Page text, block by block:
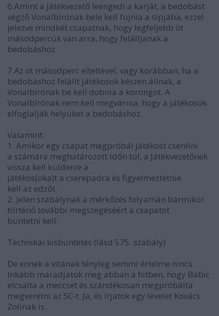
6.Amint a Játékvezető leengedi a karját, a bedobást
végző Vonalbírónak bele kell fújnia a sípjába, ezzel
jelezve mindkét csapatnak, hogy legfeljebb öt
másodpercük van arra, hogy felálljanak a
bedobáshoz.
7.Az öt másodperc elteltével, vagy korábban, ha a
bedobáshoz felállt játékosok készen állnak, a
Vonalbírónak be kell dobnia a korongot. A
Vonalbírónak nem kell megvárnia, hogy a játékosok
elfoglalják helyüket a bedobáshoz.
Valamint:
1. Amikor egy csapat megpróbál játékost cserélni
a számára meghatározott időn túl, a Játékvezetőnek
vissza kell küldenie a
játékos(oka)t a cserepadra és figyelmeztetnie
kell az edzőt.
2. Jelen szabálynak a mérkőzés folyamán bármikor
történő további megszegéséért a csapatot
büntetni kell:
Technikai kisbüntetés (lásd 575. szabály)
De ennek a vitának tényleg semmi értelme nincs.
Inkább maradjatok meg abban a hitben, hogy Babic
elcsalta a meccset és szándékosan megpróbálta
megveretni az SC-t. Ja, és írjatok egy levelet Kovács
Zolinak is.